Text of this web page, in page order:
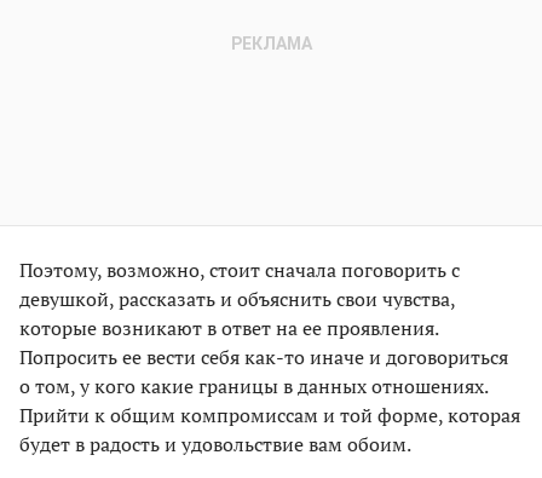
Поэтому, возможно, стоит сначала поговорить с
девушкой, рассказать и объяснить свои чувства,
которые возникают в ответ на ее проявления.
Попросить ее вести себя как-то иначе и договориться
о том, у кого какие границы в данных отношениях.
Прийти к общим компромиссам и той форме, которая
будет в радость и удовольствие вам обоим.